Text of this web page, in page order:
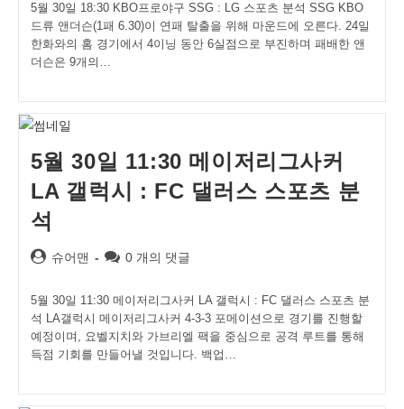
5월 30일 18:30 KBO프로야구 SSG : LG 스포츠 분석 SSG KBO
드류 앤더슨(1패 6.30)이 연패 탈출을 위해 마운드에 오른다. 24일
한화와의 홈 경기에서 4이닝 동안 6실점으로 부진하며 패배한 앤
더슨은 9개의…
5월 30일 11:30 메이저리그사커
LA 갤럭시 : FC 댈러스 스포츠 분
석
Post슈어맨
Post0 개의 댓글
5월 30일 11:30 메이저리그사커 LA 갤럭시 : FC 댈러스 스포츠 분
석 LA갤럭시 메이저리그사커 4-3-3 포메이션으로 경기를 진행할
예정이며, 요벨지치와 가브리엘 팩을 중심으로 공격 루트를 통해
득점 기회를 만들어낼 것입니다. 백업…